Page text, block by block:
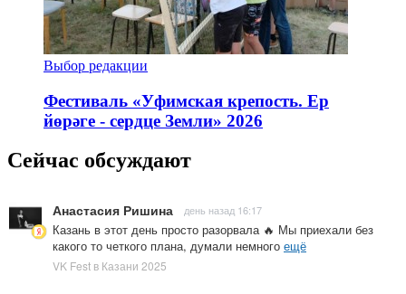
Выбор редакции
Фестиваль «Уфимская крепость. Ер
йөрәге - сердце Земли» 2026
Сейчас обсуждают
Анастасия Ришина день назад 16:17
Казань в этот день просто разорвала 🔥 Мы приехали без
какого то четкого плана, думали немного ещё
VK Fest в Казани 2025